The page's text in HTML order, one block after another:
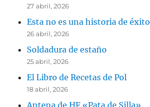
27 abril, 2026
Esta no es una historia de éxito
26 abril, 2026
Soldadura de estaño
25 abril, 2026
El Libro de Recetas de Pol
18 abril, 2026